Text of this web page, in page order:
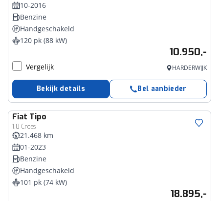
10-2016
Benzine
Handgeschakeld
120 pk (88 kW)
10.950,-
Vergelijk HARDERWIJK
Bekijk details Bel aanbieder
Fiat Tipo
1.0 Cross
21.468 km
01-2023
Benzine
Handgeschakeld
101 pk (74 kW)
18.895,-